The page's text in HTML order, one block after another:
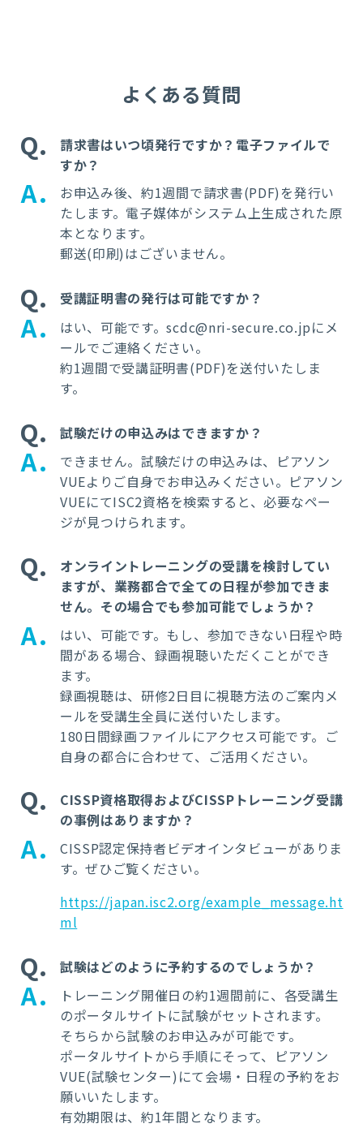
よくある質問
Q
請求書はいつ頃発行ですか？電子ファイルで
すか？
A
お申込み後、約1週間で請求書(PDF)を発行い
たします。電子媒体がシステム上生成された原
本となります。
郵送(印刷)はございません。
Q 受講証明書の発行は可能ですか？
A
はい、可能です。scdc@nri-secure.co.jpにメ
ールでご連絡ください。
約1週間で受講証明書(PDF)を送付いたしま
す。
Q 試験だけの申込みはできますか？
A
できません。試験だけの申込みは、ピアソン
VUEよりご自身でお申込みください。ピアソン
VUEにてISC2資格を検索すると、必要なペー
ジが見つけられます。
Q
オンライントレーニングの受講を検討してい
ますが、業務都合で全ての日程が参加できま
せん。その場合でも参加可能でしょうか？
A
はい、可能です。もし、参加できない日程や時
間がある場合、録画視聴いただくことができ
ます。
録画視聴は、研修2日目に視聴方法のご案内メ
ールを受講生全員に送付いたします。
180日間録画ファイルにアクセス可能です。ご
自身の都合に合わせて、ご活用ください。
Q
CISSP資格取得およびCISSPトレーニング受講
の事例はありますか？
A CISSP認定保持者ビデオインタビューがありま
す。ぜひご覧ください。
https://japan.isc2.org/example_message.ht
ml
Q 試験はどのように予約するのでしょうか？
A
トレーニング開催日の約1週間前に、各受講生
のポータルサイトに試験がセットされます。
そちらから試験のお申込みが可能です。
ポータルサイトから手順にそって、ピアソン
VUE(試験センター)にて会場・日程の予約をお
願いいたします。
有効期限は、約1年間となります。